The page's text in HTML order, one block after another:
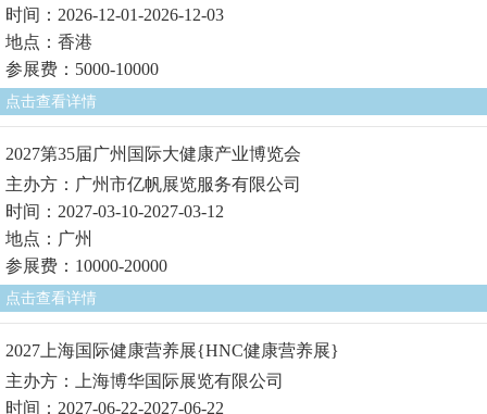
时间：2026-12-01-2026-12-03
地点：香港
参展费：5000-10000
点击查看详情
2027第35届广州国际大健康产业博览会
主办方：广州市亿帆展览服务有限公司
时间：2027-03-10-2027-03-12
地点：广州
参展费：10000-20000
点击查看详情
2027上海国际健康营养展{HNC健康营养展}
主办方：上海博华国际展览有限公司
时间：2027-06-22-2027-06-22